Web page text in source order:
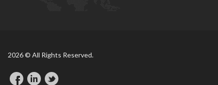
2026 © All Rights Reserved.